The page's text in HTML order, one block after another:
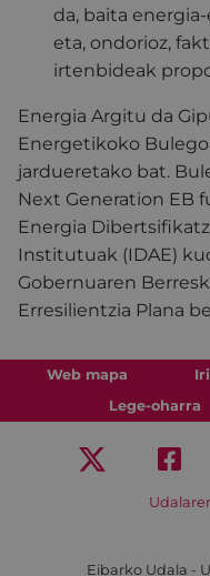
da, baita
eta, ondorioz,
irtenbideak
Energia Argitu da
Energetikoko
jardueretako bat.
Next Generation EB
Energia
Institutuak (IDAE)
Gobernuaren
Erresilientzia Plana
Web mapa
Lege-oharra
Eibarko Udala -